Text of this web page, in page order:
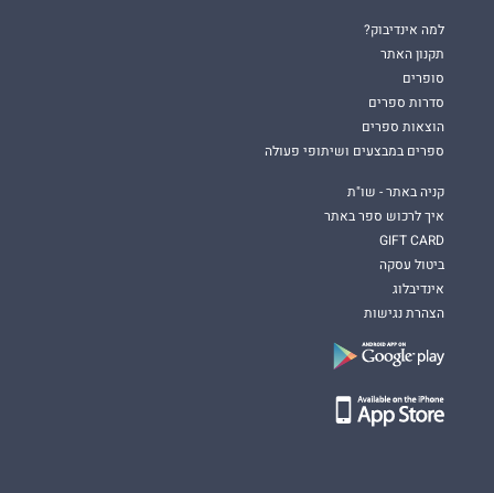
למה אינדיבוק?
תקנון האתר
סופרים
סדרות ספרים
הוצאות ספרים
ספרים במבצעים ושיתופי פעולה
קניה באתר - שו"ת
איך לרכוש ספר באתר
GIFT CARD
ביטול עסקה
אינדיבלוג
הצהרת נגישות